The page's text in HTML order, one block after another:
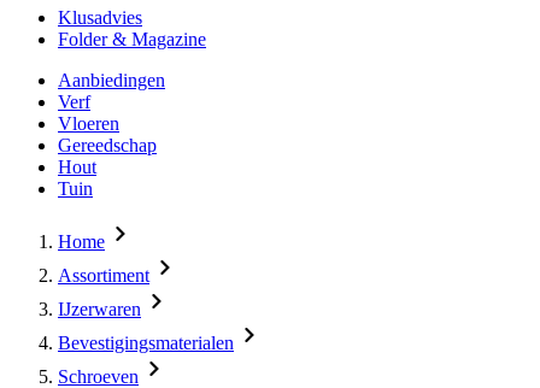
Klusadvies
Folder & Magazine
Aanbiedingen
Verf
Vloeren
Gereedschap
Hout
Tuin
Home
Assortiment
IJzerwaren
Bevestigingsmaterialen
Schroeven